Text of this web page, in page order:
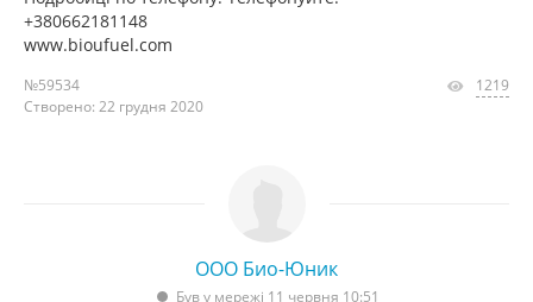
+380662181148
www.bioufuel.com
№59534
Створено: 22 грудня 2020
1219
ООО Био-Юник
Був у мережі 11 червня 10:51